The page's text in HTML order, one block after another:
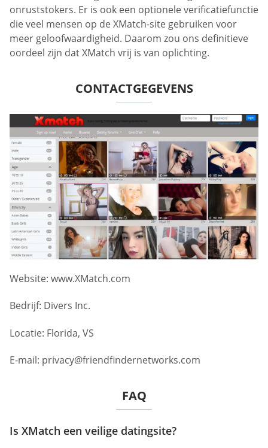
onruststokers. Er is ook een optionele verificatiefunctie
die veel mensen op de XMatch-site gebruiken voor
meer geloofwaardigheid. Daarom zou ons definitieve
oordeel zijn dat XMatch vrij is van oplichting.
CONTACTGEGEVENS
Website: www.XMatch.com
Bedrijf: Divers Inc.
Locatie: Florida, VS
E-mail: privacy@friendfindernetworks.com
FAQ
Is XMatch een veilige datingsite?